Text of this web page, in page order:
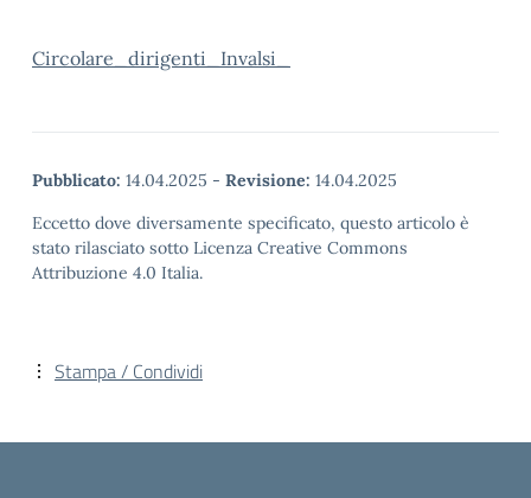
Circolare_dirigenti_Invalsi_
Pubblicato: 14.04.2025 - Revisione: 14.04.2025
Eccetto dove diversamente specificato, questo articolo è
stato rilasciato sotto Licenza Creative Commons
Attribuzione 4.0 Italia.
Stampa / Condividi